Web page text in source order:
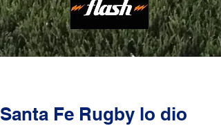
Santa Fe Rugby lo dio